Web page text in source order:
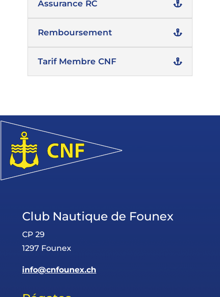
Assurance RC
Remboursement
Tarif Membre CNF
Club Nautique de Founex
CP 29
1297 Founex
info@cnfounex.ch